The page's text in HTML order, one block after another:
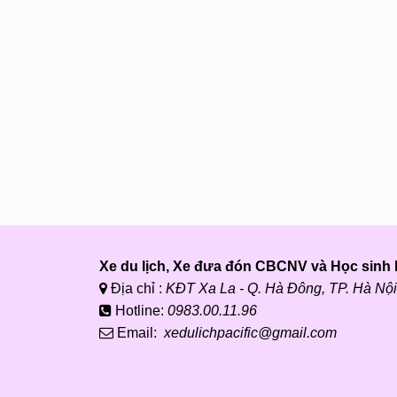
Xe du lịch, Xe đưa đón CBCNV và Học sinh
Địa chỉ : KĐT Xa La - Q. Hà Đông, TP. Hà
Hotline: 0983.00.11.96
Email: xedulichpacific@gmail.com